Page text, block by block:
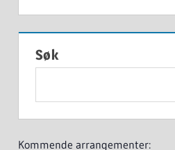
Søk
Kommende arrangementer: